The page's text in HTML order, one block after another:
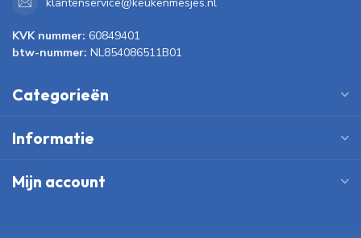
KVK nummer: 60849401
btw-nummer: NL854086511B01
Categorieën
Informatie
Mijn account